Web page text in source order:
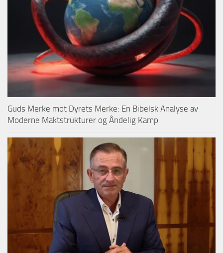
Guds Merke mot Dyrets Merke: En Bibelsk Analyse av
Moderne Maktstrukturer og Åndelig Kamp